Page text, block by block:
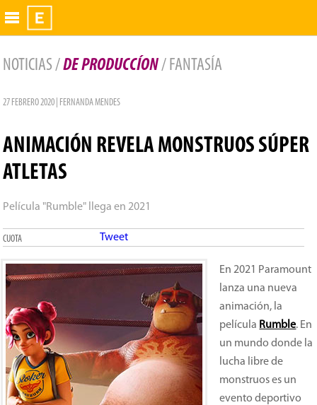
Exhibidor
NOTICIAS /DE PRODUCCÍON/ FANTASÍA
27 FEBRERO 2020 | FERNANDA MENDES
ANIMACIÓN REVELA MONSTRUOS SÚPER
ATLETAS
Película "Rumble" llega en 2021
CUOTA Tweet
En 2021 Paramount
lanza una nueva
animación, la
película Rumble. En
un mundo donde la
lucha libre de
monstruos es un
evento deportivo